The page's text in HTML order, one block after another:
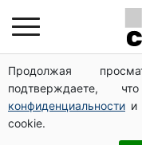
Продолжая
подтверждаете,
конфиденциальности и
cookie.
1-2 набора
помощь в
Студенты-
от мобилизации: